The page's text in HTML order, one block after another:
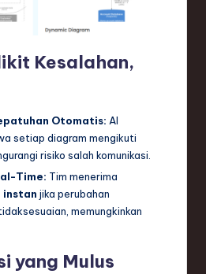
Kesalahan,
Otomatis: AI
setiap diagram mengikuti
risiko salah komunikasi.
Time: Tim menerima
instan jika perubahan
memungkinkan
yang Mulus